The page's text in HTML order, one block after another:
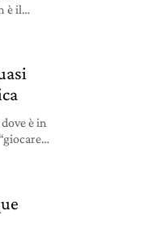
è il
è in
a